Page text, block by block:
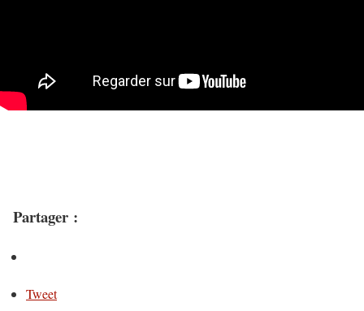
Partager :
Tweet